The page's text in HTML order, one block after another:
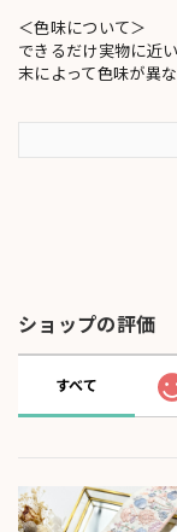
＜色味について＞
できるだけ実物に近
末によって色味が異
ショップの評価
すべて